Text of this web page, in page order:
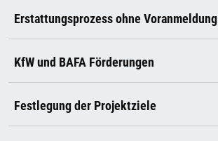
Erstattungsprozess ohne Voranmeldung
KfW und BAFA Förderungen
Festlegung der Projektziele